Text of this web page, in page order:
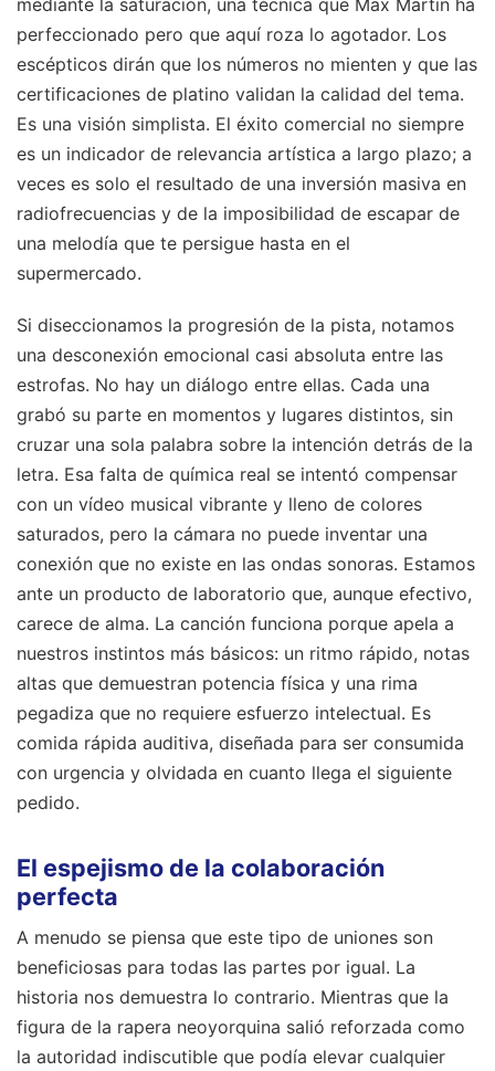
perfeccionado pero que aquí roza lo agotador. Los
escépticos dirán que los números no mienten y que las
certificaciones de platino validan la calidad del tema.
Es una visión simplista. El éxito comercial no siempre
es un indicador de relevancia artística a largo plazo; a
veces es solo el resultado de una inversión masiva en
radiofrecuencias y de la imposibilidad de escapar de
una melodía que te persigue hasta en el
supermercado.
Si diseccionamos la progresión de la pista, notamos
una desconexión emocional casi absoluta entre las
estrofas. No hay un diálogo entre ellas. Cada una
grabó su parte en momentos y lugares distintos, sin
cruzar una sola palabra sobre la intención detrás de la
letra. Esa falta de química real se intentó compensar
con un vídeo musical vibrante y lleno de colores
saturados, pero la cámara no puede inventar una
conexión que no existe en las ondas sonoras. Estamos
ante un producto de laboratorio que, aunque efectivo,
carece de alma. La canción funciona porque apela a
nuestros instintos más básicos: un ritmo rápido, notas
altas que demuestran potencia física y una rima
pegadiza que no requiere esfuerzo intelectual. Es
comida rápida auditiva, diseñada para ser consumida
con urgencia y olvidada en cuanto llega el siguiente
pedido.
El espejismo de la colaboración
perfecta
A menudo se piensa que este tipo de uniones son
beneficiosas para todas las partes por igual. La
historia nos demuestra lo contrario. Mientras que la
figura de la rapera neoyorquina salió reforzada como
la autoridad indiscutible que podía elevar cualquier